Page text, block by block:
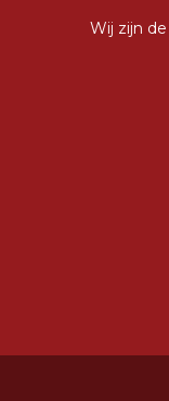
Wij zijn